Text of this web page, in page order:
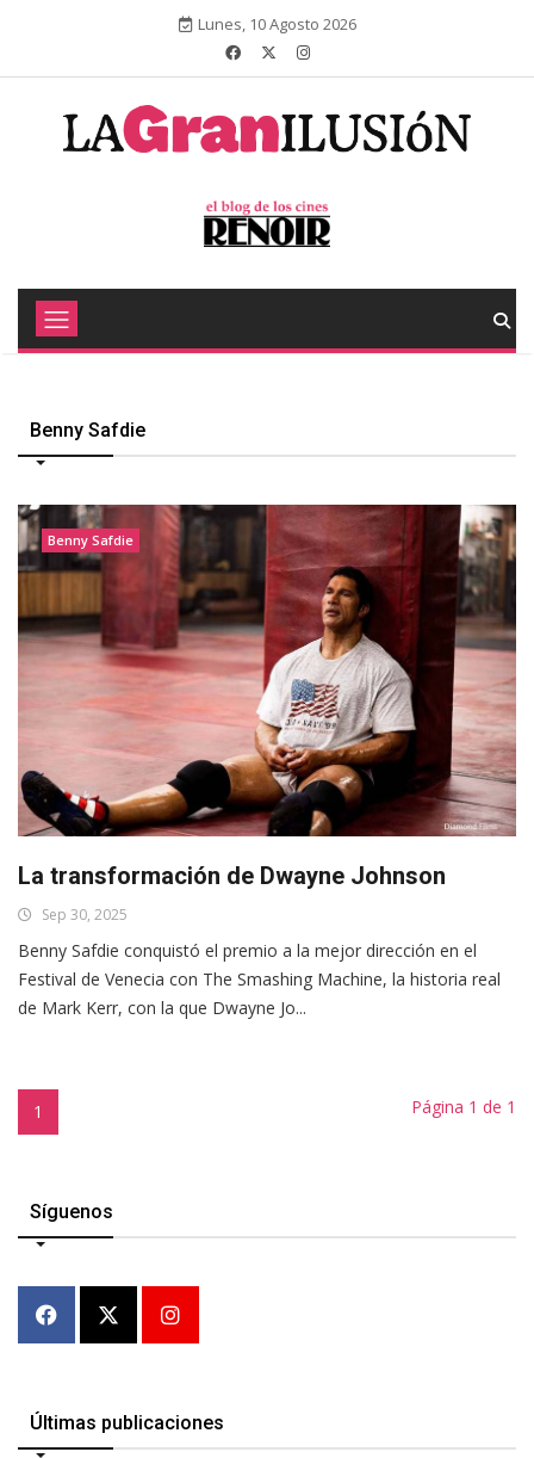
Lunes, 10 Agosto 2026
Benny Safdie
Benny Safdie
La transformación de Dwayne Johnson
Sep 30, 2025
Benny Safdie conquistó el premio a la mejor dirección en el
Festival de Venecia con The Smashing Machine, la historia real
de Mark Kerr, con la que Dwayne Jo...
1 Página 1 de 1
Síguenos
Últimas publicaciones